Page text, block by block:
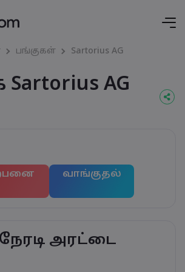
பங்குகள் Sartorius AG
AG
வாங்குதல்
நேரடி அரட்டை